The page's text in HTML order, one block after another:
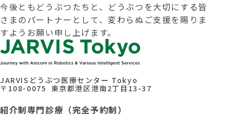
今後ともどうぶつたちと、どうぶつを大切にする皆
さまのパートナーとして、変わらぬご支援を賜りま
すようお願い申し上げます。
JARVISどうぶつ医療センター Tokyo
〒108-0075 東京都港区港南2丁目13-37
紹介制専門診療（完全予約制）